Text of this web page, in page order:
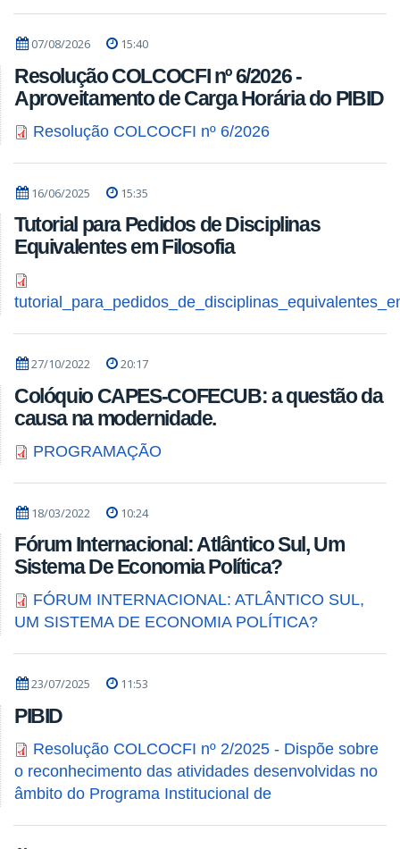
07/08/2026 15:40
Resolução COLCOCFI nº 6/2026 -
Aproveitamento de Carga Horária do PIBID
Resolução COLCOCFI nº 6/2026
16/06/2025 15:35
Tutorial para Pedidos de Disciplinas
Equivalentes em Filosofia
27/10/2022 20:17
Colóquio CAPES-COFECUB: a questão da
causa na modernidade.
PROGRAMAÇÃO
18/03/2022 10:24
Fórum Internacional: Atlântico Sul, Um
Sistema De Economia Política?
FÓRUM INTERNACIONAL: ATLÂNTICO SUL,
UM SISTEMA DE ECONOMIA POLÍTICA?
23/07/2025 11:53
PIBID
Resolução COLCOCFI nº 2/2025 - Dispõe sobre
o reconhecimento das atividades desenvolvidas no
âmbito do Programa Institucional de